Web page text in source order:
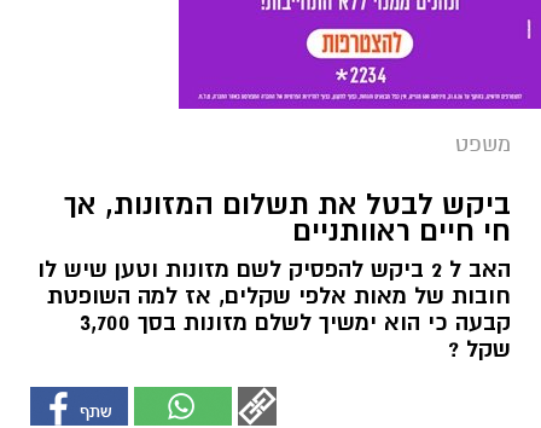
משפט
ביקש לבטל את תשלום המזונות, אך
חי חיים ראוותניים
האב ל 2 ביקש להפסיק לשם מזונות וטען שיש לו
חובות של מאות אלפי שקלים, אז למה השופטת
קבעה כי הוא ימשיך לשלם מזונות בסך 3,700
שקל ?